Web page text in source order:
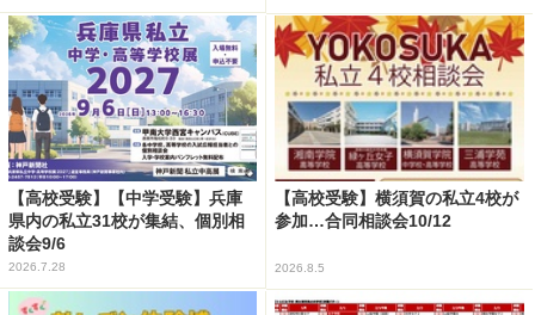
【高校受験】【中学受験】兵庫
県内の私立31校が集結、個別相
談会9/6
2026.7.28
【高校受験】横須賀の私立4校が
参加…合同相談会10/12
2026.8.5